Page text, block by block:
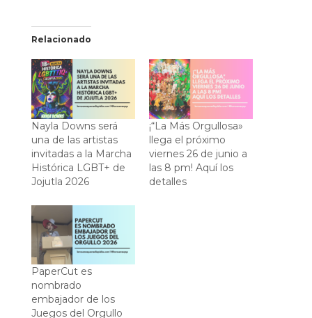
Relacionado
Nayla Downs será
una de las artistas
invitadas a la Marcha
Histórica LGBT+ de
Jojutla 2026
¡“La Más Orgullosa»
llega el próximo
viernes 26 de junio a
las 8 pm! Aquí los
detalles
PaperCut es
nombrado
embajador de los
Juegos del Orgullo